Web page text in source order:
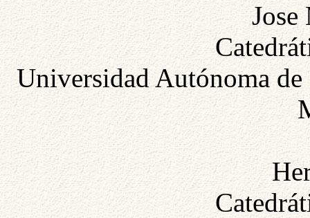
Jose
Universidad Autónoma